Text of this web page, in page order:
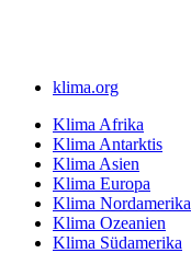
klima.org
Klima Afrika
Klima Antarktis
Klima Asien
Klima Europa
Klima Nordamerika
Klima Ozeanien
Klima Südamerika